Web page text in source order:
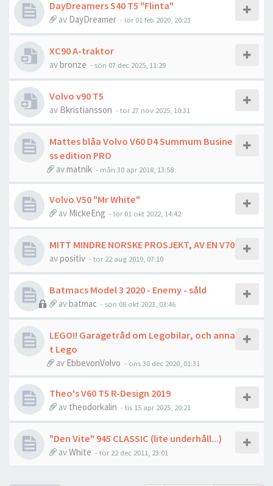
DayDreamers S40 T5 "Flinta"
av DayDreamer - lör 01 feb 2020, 20:23
XC90 A-traktor
avbronze - sön 07 dec 2025, 11:29
Volvo v90 T5
av Bkristiansson - tor 27 nov 2025, 10:31
Mattes blåa Volvo V60 D4 Summum Busine
ss edition PRO
avmatnik - mån 30 apr 2018, 13:58
Volvo V50 "Mr White"
av MickeEng - lör 01 okt 2022, 14:42
MITT MINDRE NORSKE PROSJEKT, AV EN V70
avpositiv - tor 22 aug 2019, 07:10
Batmacs Model 3 2020 - Enemy - såld
avbatmac - sön 08 okt 2023, 03:46
LEGO!! Garagetråd om Legobilar, och anna
t Lego
av EbbevonVolvo - ons 30 dec 2020, 01:31
Theo's V60 T5 R-Design 2019
av theodorkalin - tis 15 apr 2025, 20:21
"Den Vite" 945 CLASSIC (lite underhåll...)
avWhite - tor 22 dec 2011, 23:01